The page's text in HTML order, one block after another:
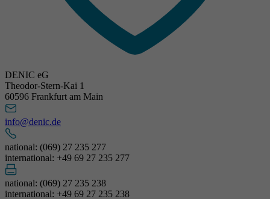
DENIC eG
Theodor-Stern-Kai 1
60596 Frankfurt am Main
info@denic.de
national: (069) 27 235 277
international: +49 69 27 235 277
national: (069) 27 235 238
international: +49 69 27 235 238